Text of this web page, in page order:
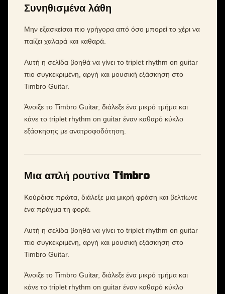
Συνηθισμένα λάθη
Μην εξασκείσαι πιο γρήγορα από όσο μπορεί το χέρι να
παίζει χαλαρά και καθαρά.
Αυτή η σελίδα βοηθά να γίνει το triplet rhythm on guitar
πιο συγκεκριμένη, αργή και μουσική εξάσκηση στο
Timbro Guitar.
Άνοιξε το Timbro Guitar, διάλεξε ένα μικρό τμήμα και
κάνε το triplet rhythm on guitar έναν καθαρό κύκλο
εξάσκησης με ανατροφοδότηση.
Μια απλή ρουτίνα Timbro
Κούρδισε πρώτα, διάλεξε μια μικρή φράση και βελτίωνε
ένα πράγμα τη φορά.
Αυτή η σελίδα βοηθά να γίνει το triplet rhythm on guitar
πιο συγκεκριμένη, αργή και μουσική εξάσκηση στο
Timbro Guitar.
Άνοιξε το Timbro Guitar, διάλεξε ένα μικρό τμήμα και
κάνε το triplet rhythm on guitar έναν καθαρό κύκλο